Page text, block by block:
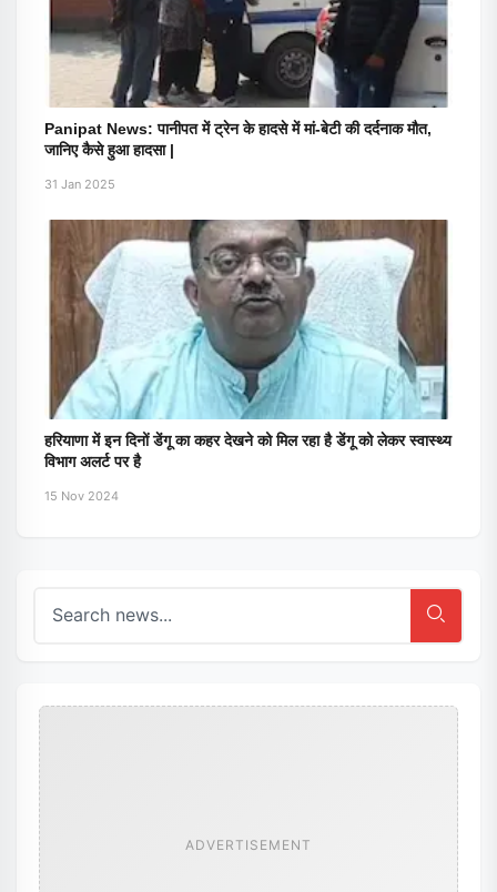
Panipat News: पानीपत में ट्रेन के हादसे में मां-बेटी की दर्दनाक मौत,
जानिए कैसे हुआ हादसा |
31 Jan 2025
हरियाणा में इन दिनों डेंगू का कहर देखने को मिल रहा है डेंगू को लेकर स्वास्थ्य
विभाग अलर्ट पर है
15 Nov 2024
ADVERTISEMENT